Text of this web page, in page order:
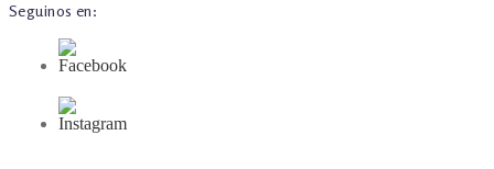
Seguinos en: